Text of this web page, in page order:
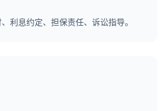
利息约定、担保责任、诉讼指导。